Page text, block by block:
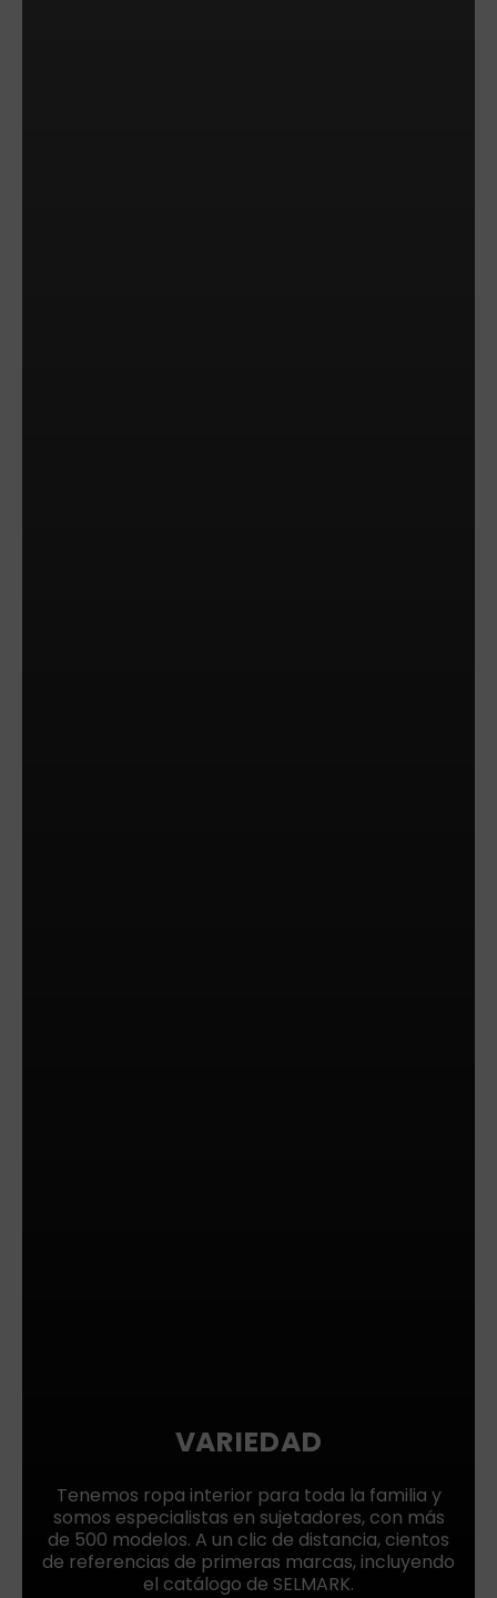
VARIEDAD
Tenemos ropa interior para toda la familia y
somos especialistas en sujetadores, con más
de 500 modelos. A un clic de distancia, cientos
de referencias de primeras marcas, incluyendo
el catálogo de SELMARK.